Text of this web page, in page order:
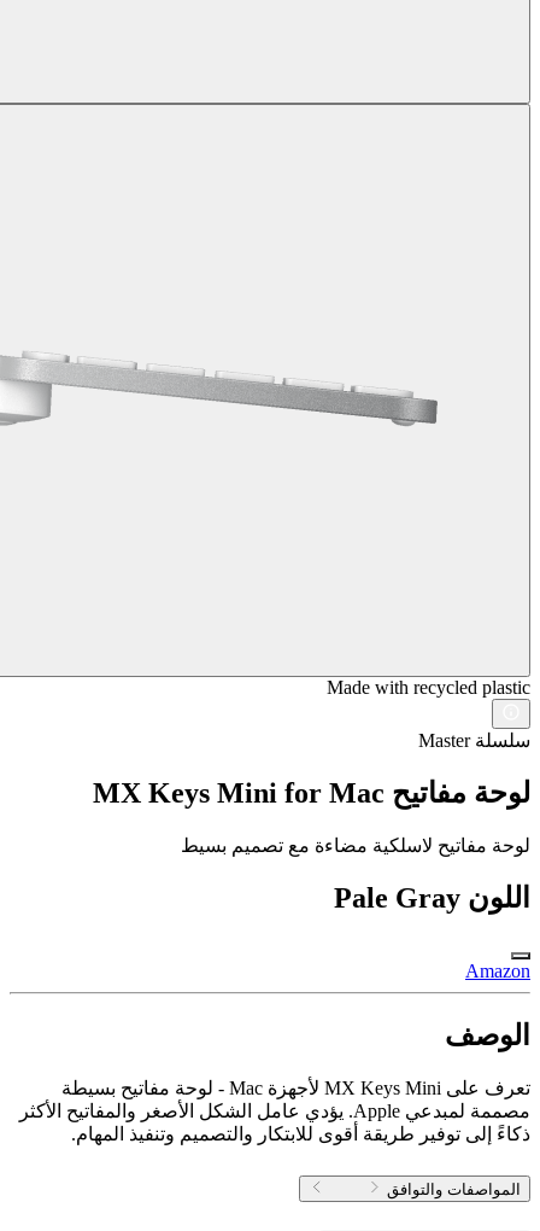
Made with recycled plastic
سلسلة Master
لوحة مفاتيح MX Keys Mini for Mac
لوحة مفاتيح لاسلكية مضاءة مع تصميم بسيط
اللون Pale Gray
Amazon
الوصف
تعرف على MX Keys Mini لأجهزة Mac - لوحة مفاتيح بسيطة
مصممة لمبدعي Apple. يؤدي عامل الشكل الأصغر والمفاتيح الأكثر
ذكاءً إلى توفير طريقة أقوى للابتكار والتصميم وتنفيذ المهام.
المواصفات والتوافق